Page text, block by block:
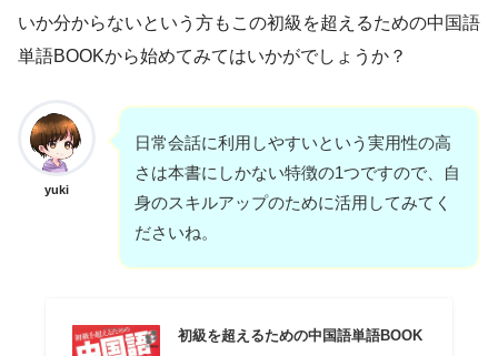
いか分からないという方もこの初級を超えるための中国語
単語BOOKから始めてみてはいかがでしょうか？
yuki
日常会話に利用しやすいという実用性の高
さは本書にしかない特徴の1つですので、自
身のスキルアップのために活用してみてく
ださいね。
初級を超えるための中国語単語BOOK